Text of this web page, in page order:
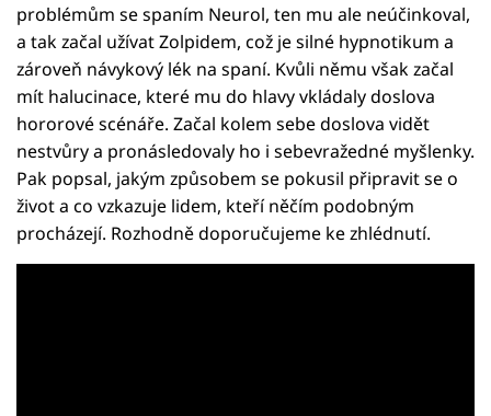
problémům se spaním Neurol, ten mu ale neúčinkoval,
a tak začal užívat Zolpidem, což je silné hypnotikum a
zároveň návykový lék na spaní. Kvůli němu však začal
mít halucinace, které mu do hlavy vkládaly doslova
hororové scénáře. Začal kolem sebe doslova vidět
nestvůry a pronásledovaly ho i sebevražedné myšlenky.
Pak popsal, jakým způsobem se pokusil připravit se o
život a co vzkazuje lidem, kteří něčím podobným
procházejí. Rozhodně doporučujeme ke zhlédnutí.